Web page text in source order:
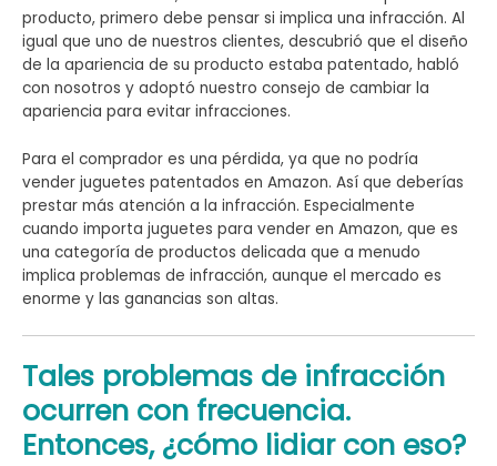
producto, primero debe pensar si implica una infracción. Al
igual que uno de nuestros clientes, descubrió que el diseño
de la apariencia de su producto estaba patentado, habló
con nosotros y adoptó nuestro consejo de cambiar la
apariencia para evitar infracciones.
Para el comprador es una pérdida, ya que no podría
vender juguetes patentados en Amazon. Así que deberías
prestar más atención a la infracción. Especialmente
cuando importa juguetes para vender en Amazon, que es
una categoría de productos delicada que a menudo
implica problemas de infracción, aunque el mercado es
enorme y las ganancias son altas.
Tales problemas de infracción
ocurren con frecuencia.
Entonces, ¿cómo lidiar con eso?